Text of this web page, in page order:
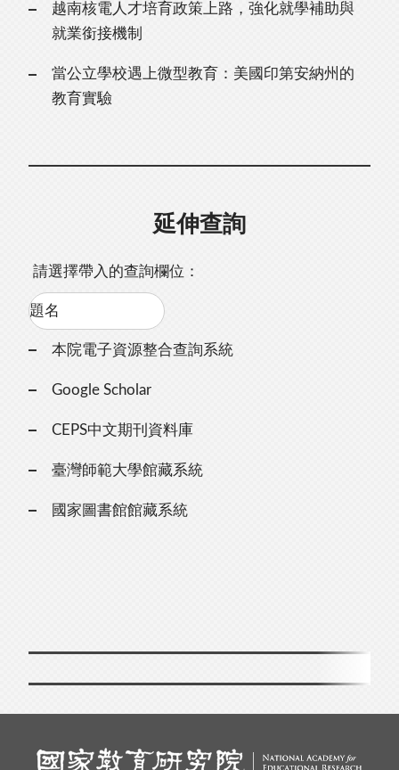
越南核電人才培育政策上路，強化就學補助與
就業銜接機制
當公立學校遇上微型教育：美國印第安納州的
教育實驗
延伸查詢
請選擇帶入的查詢欄位：
本院電子資源整合查詢系統
Google Scholar
CEPS中文期刊資料庫
臺灣師範大學館藏系統
國家圖書館館藏系統